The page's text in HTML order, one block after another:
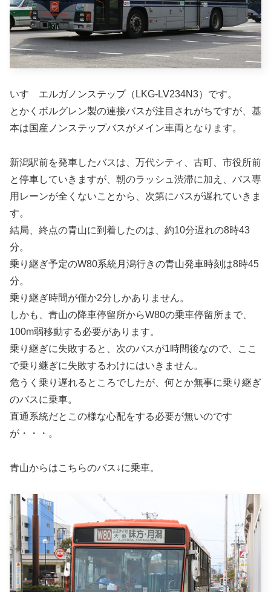
いすゞエルガノンステップ（LKG-LV234N3）です。
とかくボルグレン製の連接バスが注目されがちですが、基
本は国産ノンステップバスがメイン車両となります。
新潟駅前を発車したバスは、万代シティ、古町、市役所前
と停車していきますが、朝のラッシュ渋滞に加え、バス専
用レーンが全くないことから、次第にバスが遅れていきま
す。
結局、終点の青山に到着したのは、約10分遅れの8時43
分。
乗り継ぎ予定のW80系統月潟行きの青山発車時刻は8時45
分。
乗り継ぎ時間が僅か2分しかありません。
しかも、青山の降車停留所からW80の乗車停留所まで、
100m弱移動する必要があります。
乗り継ぎに失敗すると、次のバスが1時間後なので、ここ
で乗り継ぎに失敗するわけにはいきません。
危うく乗り遅れるところでしたが、何とか無事に乗り継ぎ
のバスに乗車。
直通系統だとこの様な心配をする必要が無いのです
が・・・。
青山からはこちらのバス↓に乗車。